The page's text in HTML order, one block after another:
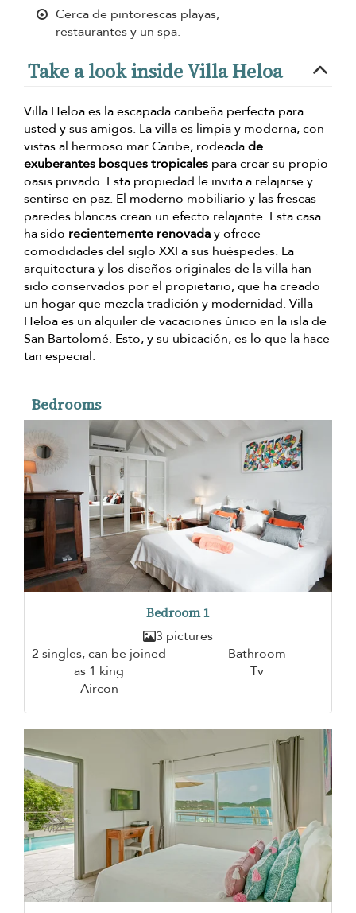
Cerca de pintorescas playas,
restaurantes y un spa.
Take a look inside Villa Heloa
Villa Heloa es la escapada caribeña perfecta para
usted y sus amigos. La villa es limpia y moderna, con
vistas al hermoso mar Caribe, rodeadade
exuberantes bosques tropicales para crear su propio
oasis privado. Esta propiedad le invita a relajarse y
sentirse en paz. El moderno mobiliario y las frescas
paredes blancas crean un efecto relajante. Esta casa
ha sido recientemente renovaday ofrece
comodidades del siglo XXI a sus huéspedes. La
arquitectura y los diseños originales de la villa han
sido conservados por el propietario, que ha creado
un hogar que mezcla tradición y modernidad. Villa
Heloa es un alquiler de vacaciones único en la isla de
San Bartolomé. Esto, y su ubicación, es lo que la hace
tan especial.
Bedrooms
Bedroom 1
3 pictures
2 singles, can be joined
as 1 king
Bathroom
Tv
Aircon